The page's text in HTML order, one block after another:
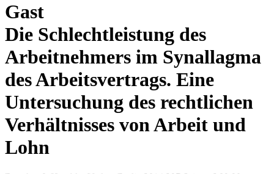
Gast
Die Schlechtleistung des
Arbeitnehmers im Synallagma
des Arbeitsvertrags. Eine
Untersuchung des rechtlichen
Verhältnisses von Arbeit und
Lohn